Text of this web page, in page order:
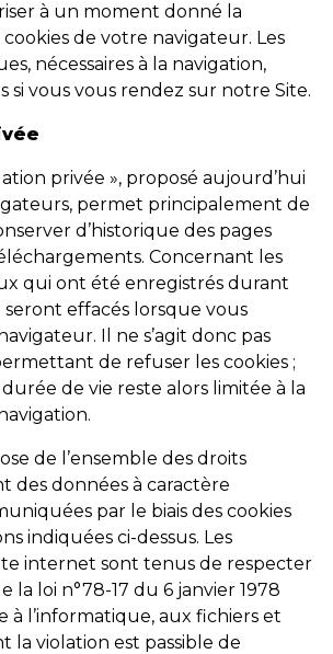
à un moment donné la
de votre navigateur. Les
nécessaires à la navigation,
si vous vous rendez sur notre Site.
privée », proposé aujourd’hui
permet principalement de
d’historique des pages
Concernant les
qui ont été enregistrés durant
effacés lorsque vous
Il ne s’agit donc pas
de refuser les cookies ;
de vie reste alors limitée à la
de l’ensemble des droits
des données à caractère
par le biais des cookies
indiquées ci-dessus. Les
internet sont tenus de respecter
la loi n°78-17 du 6 janvier 1978
à l’informatique, aux fichiers et
la violation est passible de